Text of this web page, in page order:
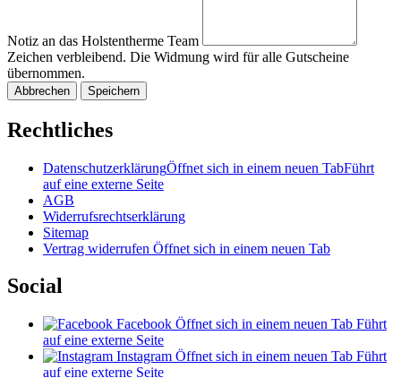
Notiz an das Holstentherme Team
Zeichen verbleibend. Die Widmung wird für alle Gutscheine
übernommen.
Abbrechen Speichern
Rechtliches
DatenschutzerklärungÖffnet sich in einem neuen TabFührt
auf eine externe Seite
AGB
Widerrufsrechtserklärung
Sitemap
Vertrag widerrufen Öffnet sich in einem neuen Tab
Social
Facebook Öffnet sich in einem neuen Tab Führt
auf eine externe Seite
Instagram Öffnet sich in einem neuen Tab Führt
auf eine externe Seite